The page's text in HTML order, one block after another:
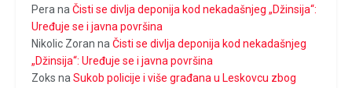
PeranaČisti se divlja deponija kod nekadašnjeg „Džinsija“:
Uređuje se i javna površina
Nikolic Zoran naČisti se divlja deponija kod nekadašnjeg
„Džinsija“: Uređuje se i javna površina
Zoks naSukob policije i više građana u Leskovcu zbog